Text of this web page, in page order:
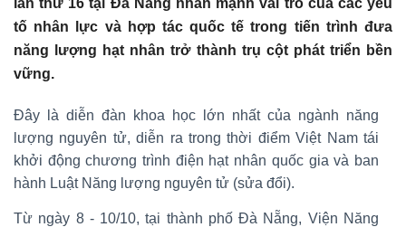
lần thứ 16 tại Đà Nẵng nhấn mạnh vai trò của các yếu
tố nhân lực và hợp tác quốc tế trong tiến trình đưa
năng lượng hạt nhân trở thành trụ cột phát triển bền
vững.
Đây là diễn đàn khoa học lớn nhất của ngành năng
lượng nguyên tử, diễn ra trong thời điểm Việt Nam tái
khởi động chương trình điện hạt nhân quốc gia và ban
hành Luật Năng lượng nguyên tử (sửa đổi).
Từ ngày 8 - 10/10, tại thành phố Đà Nẵng, Viện Năng